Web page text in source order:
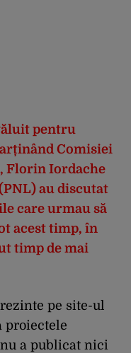
pentru
Comisiei
Florin Iordache
au discutat
care urmau să
acest timp, în
timp de mai
pe site-ul
proiectele
a publicat nici